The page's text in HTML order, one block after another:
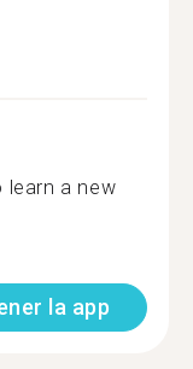
learn a new
la app